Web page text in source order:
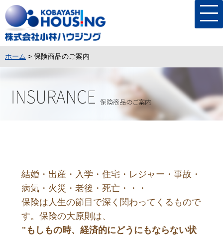
ホーム > 保険商品のご案内
結婚・出産・入学・住宅・レジャー・事故・
病気・ 火災・老後・死亡・・・
保険は人生の節目で深く関わってくるもので
す。保険の大原則は、
"もしもの時、経済的にどうにもならない状